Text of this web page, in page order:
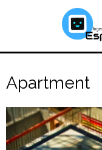
Apartment